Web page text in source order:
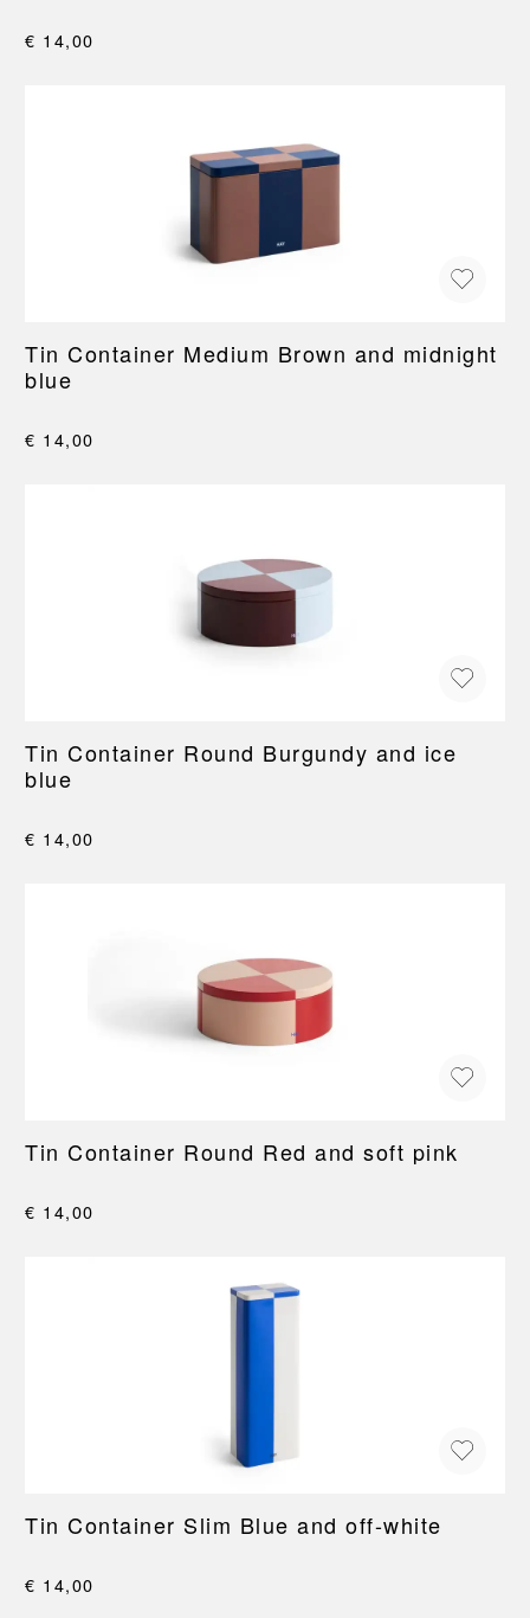
€ 14,00
Tin Container Medium Brown and midnight
blue
€ 14,00
Tin Container Round Burgundy and ice
blue
€ 14,00
Tin Container Round Red and soft pink
€ 14,00
Tin Container Slim Blue and off-white
€ 14,00